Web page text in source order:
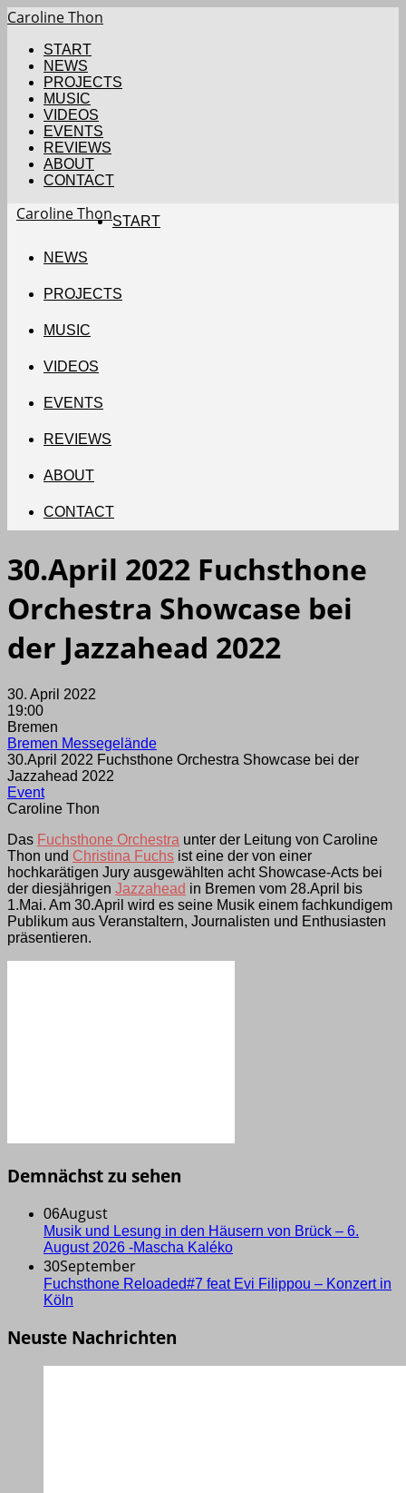
Caroline Thon
START
NEWS
PROJECTS
MUSIC
VIDEOS
EVENTS
REVIEWS
ABOUT
CONTACT
Caroline ThonSTART
NEWS
PROJECTS
MUSIC
VIDEOS
EVENTS
REVIEWS
ABOUT
CONTACT
30.April 2022 Fuchsthone
Orchestra Showcase bei
der Jazzahead 2022
30. April 2022
19:00
Bremen
Bremen Messegelände
30.April 2022 Fuchsthone Orchestra Showcase bei der
Jazzahead 2022
Event
Caroline Thon
Das Fuchsthone Orchestra unter der Leitung von Caroline
Thon und Christina Fuchs ist eine der von einer
hochkarätigen Jury ausgewählten acht Showcase-Acts bei
der diesjährigen Jazzahead in Bremen vom 28.April bis
1.Mai. Am 30.April wird es seine Musik einem fachkundigem
Publikum aus Veranstaltern, Journalisten und Enthusiasten
präsentieren.
Demnächst zu sehen
06August
Musik und Lesung in den Häusern von Brück – 6.
August 2026 -Mascha Kaléko
30September
Fuchsthone Reloaded#7 feat Evi Filippou – Konzert in
Köln
Neuste Nachrichten